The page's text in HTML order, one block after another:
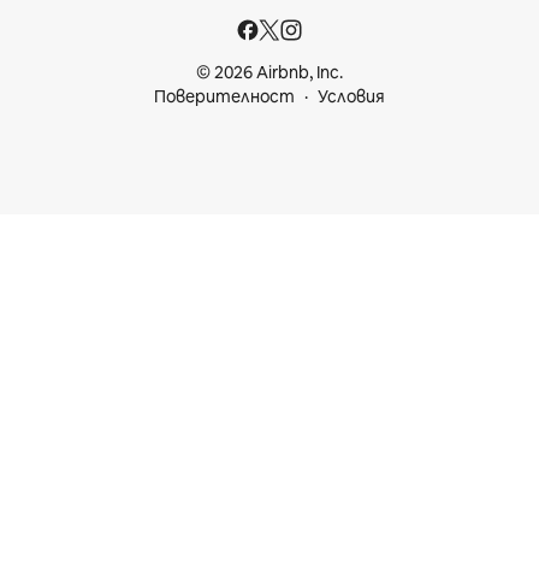
© 2026 Airbnb, Inc.
Поверителност
Условия